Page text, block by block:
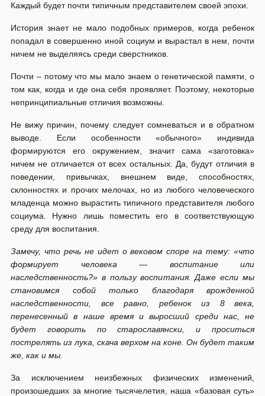
Каждый будет почти типичным представителем своей эпохи.
История знает не мало подобных примеров, когда ребенок
попадал в совершенно иной социум и вырастал в нем, почти
ничем не выделяясь среди сверстников.
Почти – потому что мы мало знаем о генетической памяти, о
том как, когда и где она себя проявляет. Поэтому, некоторые
непринципиальные отличия возможны.
Не вижу причин, почему следует сомневаться и в обратном
выводе. Если особенности «обычного» индивида
формируются его окружением, значит сама «заготовка»
ничем не отличается от всех остальных. Да, будут отличия в
поведении, привычках, внешнем виде, способностях,
склонностях и прочих мелочах, но из любого человеческого
младенца можно вырастить типичного представителя любого
социума. Нужно лишь поместить его в соответствующую
среду для воспитания.
Замечу, что речь не идет о вековом споре на тему: «что
формирует человека — воспитание или
наследственность?» в пользу воспитания. Даже если мы
становимся собой только благодаря врожденной
наследственности, все равно, ребенок из 8 века,
перенесенный в наше время и выросший среди нас, не
будет говорить по старославянски, и проситься
пострелять из лука, скача верхом на коне. Он будет таким
же, как и мы.
За исключением неизбежных физических изменений,
произошедших за многие тысячелетия, наша «базовая суть»